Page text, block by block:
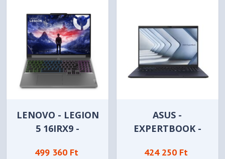
LENOVO - LEGION
5 16IRX9 -
499 360 Ft
ASUS -
EXPERTBOOK -
424 250 Ft